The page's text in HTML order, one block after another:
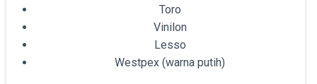
Toro
Vinilon
Lesso
Westpex (warna putih)